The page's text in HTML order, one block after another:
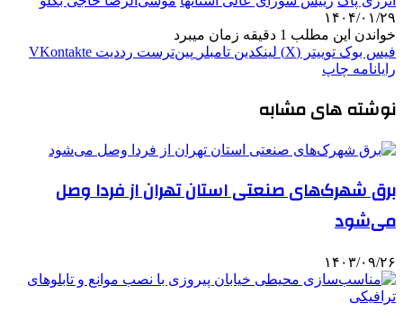
۱۴۰۴/۰۱/۲۹
خواندن این مطلب 1 دقیقه زمان میبرد
فیس بوک توییتر (X) لینکدین ‫تامبلر ‫پین‌ترست ‫رددیت ‫VKontakte
رایانامه چاپ
نوشته های مشابه
برق شهرک‌های صنعتی استان تهران از فردا وصل
می‌شود
۱۴۰۳/۰۹/۲۶